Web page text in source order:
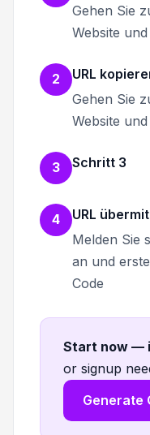
Gehen Sie
Website
2
URL
Gehen Sie
Website
3 Schritt 3
4
URL
Melden Sie
an und
Code
Start now —
or signup
Generate